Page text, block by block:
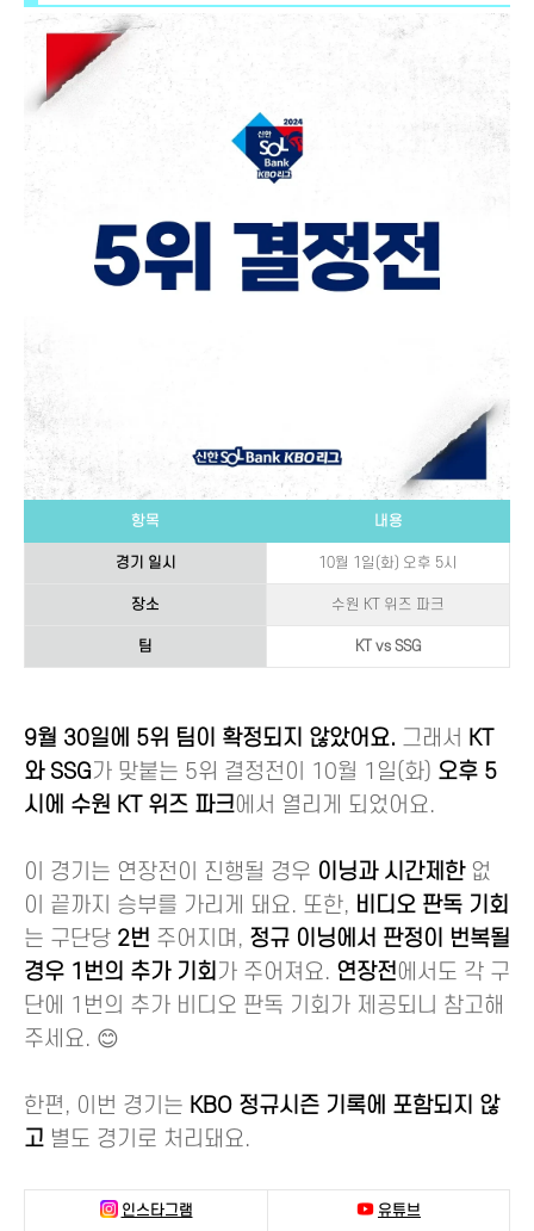
항목 내용
경기 일시 10월 1일(화) 오후 5시
장소 수원 KT 위즈 파크
팀 KT vs SSG
9월 30일에 5위 팀이 확정되지 않았어요. 그래서 KT
와 SSG가 맞붙는 5위 결정전이 10월 1일(화) 오후 5
시에 수원 KT 위즈 파크에서 열리게 되었어요.
이 경기는 연장전이 진행될 경우 이닝과 시간제한없
이 끝까지 승부를 가리게 돼요. 또한, 비디오 판독 기회
는 구단당 2번 주어지며, 정규 이닝에서 판정이 번복될
경우 1번의 추가 기회 가 주어져요. 연장전에서도 각 구
단에 1번의 추가 비디오 판독 기회가 제공되니 참고해
주세요. 😊
한편, 이번 경기는 KBO 정규시즌 기록에 포함되지 않
고 별도 경기로 처리돼요.
인스타그램 유튜브